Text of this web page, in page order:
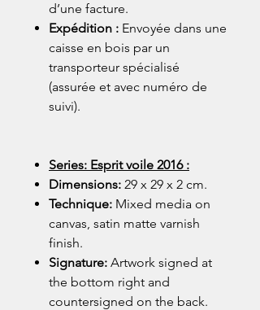
d’une facture.
Expédition : Envoyée dans une
caisse en bois par un
transporteur spécialisé
(assurée et avec numéro de
suivi).
Series: Esprit voile 2016 :
Dimensions: 29 x 29 x 2 cm.
Technique: Mixed media on
canvas, satin matte varnish
finish.
Signature: Artwork signed at
the bottom right and
countersigned on the back.